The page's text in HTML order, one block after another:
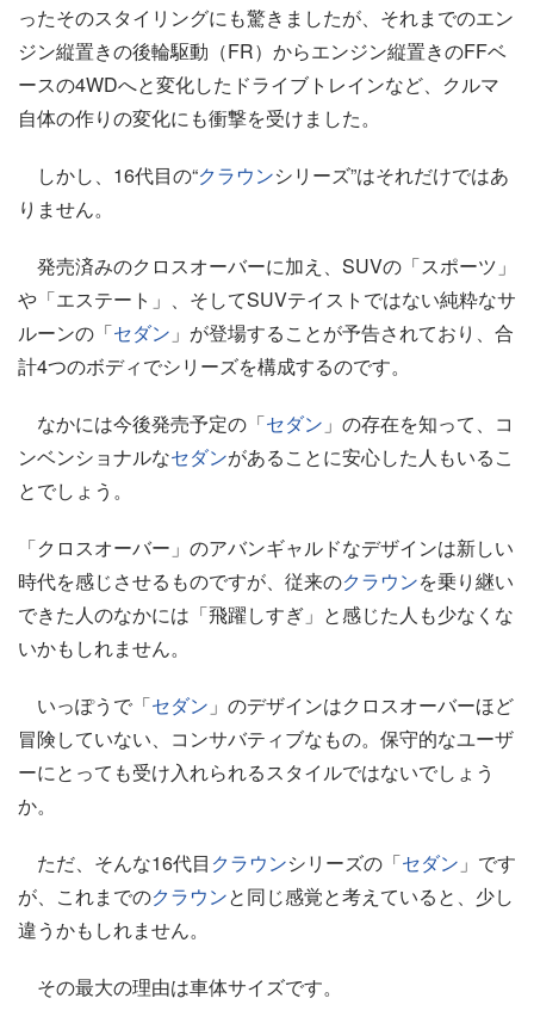
ったそのスタイリングにも驚きましたが、それまでのエン
ジン縦置きの後輪駆動（FR）からエンジン縦置きのFFベ
ースの4WDへと変化したドライブトレインなど、クルマ
自体の作りの変化にも衝撃を受けました。
しかし、16代目の“クラウンシリーズ”はそれだけではあ
りません。
発売済みのクロスオーバーに加え、SUVの「スポーツ」
や「エステート」、そしてSUVテイストではない純粋なサ
ルーンの「セダン 」が登場することが予告されており、合
計4つのボディでシリーズを構成するのです。
なかには今後発売予定の「セダン 」の存在を知って、コ
ンベンショナルなセダンがあることに安心した人もいるこ
とでしょう。
「クロスオーバー」のアバンギャルドなデザインは新しい
時代を感じさせるものですが、従来のクラウンを乗り継い
できた人のなかには「飛躍しすぎ」と感じた人も少なくな
いかもしれません。
いっぽうで「セダン 」のデザインはクロスオーバーほど
冒険していない、コンサバティブなもの。保守的なユーザ
ーにとっても受け入れられるスタイルではないでしょう
か。
ただ、そんな16代目 クラウンシリーズの「セダン 」です
が、これまでのクラウンと同じ感覚と考えていると、少し
違うかもしれません。
その最大の理由は車体サイズです。